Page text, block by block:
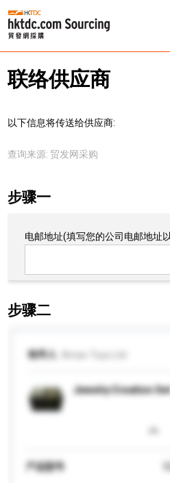
联络供应商
以下信息将传送给供应商:
查询来源: 贸发网采购
步骤一
电邮地址(填写您的公司电邮地址
步骤二
收件人
Jewelry Creation Set
产品型号